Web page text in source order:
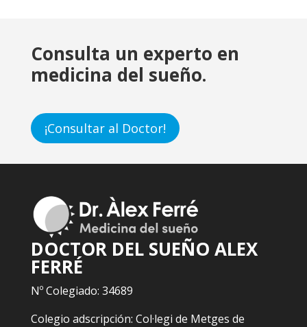
Consulta un experto en
medicina del sueño.
¡Consultar al Doctor!
DOCTOR DEL SUEÑO ALEX
FERRÉ
Nº Colegiado: 34689
Colegio adscripción: Col·legi de Metges de